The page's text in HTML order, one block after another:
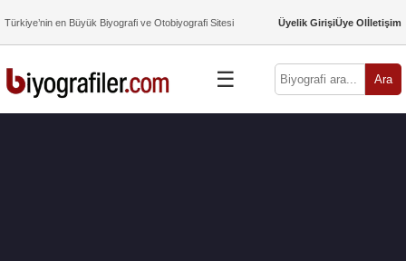
Türkiye’nin en Büyük Biyografi ve Otobiyografi Sitesi Üyelik GirişiÜye Olİletişim
☰ Ara